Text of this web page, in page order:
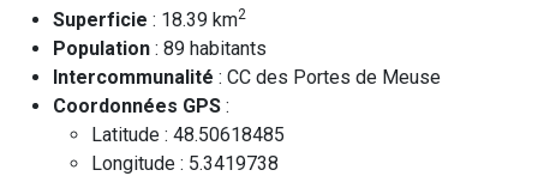
Superficie : 18.39 km2
Population : 89 habitants
Intercommunalité : CC des Portes de Meuse
Coordonnées GPS :
Latitude : 48.50618485
Longitude : 5.3419738